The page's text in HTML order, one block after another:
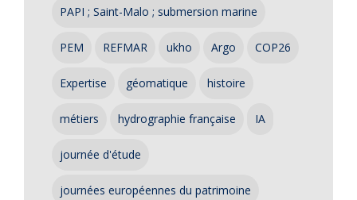
PAPI ; Saint-Malo ; submersion marine
PEM REFMAR ukho Argo COP26
Expertise géomatique histoire
métiers hydrographie française IA
journée d'étude
journées européennes du patrimoine